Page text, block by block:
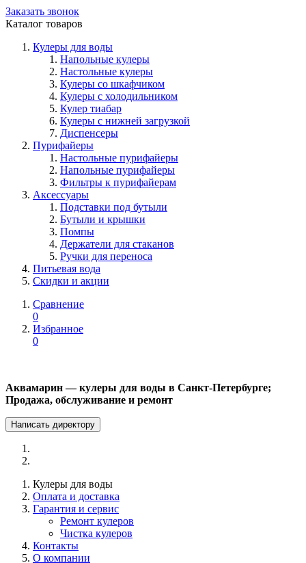
Заказать звонок
Каталог товаров
Кулеры для воды
Напольные кулеры
Настольные кулеры
Кулеры со шкафчиком
Кулеры с холодильником
Кулер тиабар
Кулеры с нижней загрузкой
Диспенсеры
Пурифайеры
Настольные пурифайеры
Напольные пурифайеры
Фильтры к пурифайерам
Аксессуары
Подставки под бутыли
Бутыли и крышки
Помпы
Держатели для стаканов
Ручки для переноса
Питьевая вода
Скидки и акции
Сравнение
0
Избранное
0
Аквамарин — кулеры для воды в Санкт-Петербурге;
Продажа, обслуживание и ремонт
Написать директору
Кулеры для воды
Оплата и доставка
Гарантия и сервис
Ремонт кулеров
Чистка кулеров
Контакты
О компании